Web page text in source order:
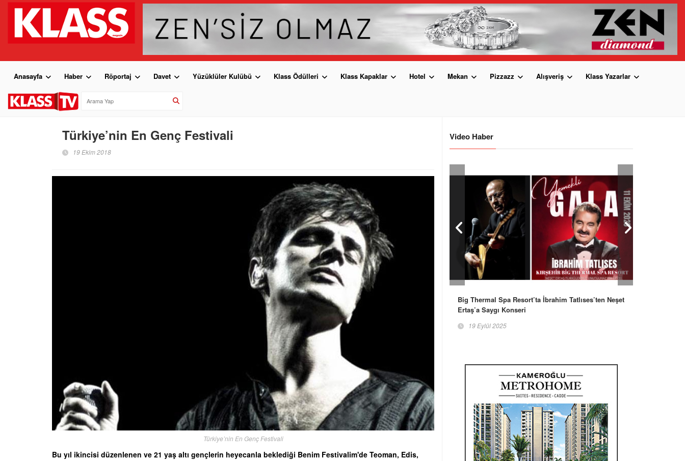
Anasayfa Haber Röportaj Davet Yüzüklüler Kulübü Klass Ödülleri Klass Kapaklar Hotel Mekan Pizzazz Alışveriş Klass Yazarlar
Türkiye’nin En Genç Festivali
19 Ekim 2018
Türkiye’nin En Genç Festivali
Bu yıl ikincisi düzenlenen ve 21 yaş altı gençlerin heyecanla beklediği Benim Festivalim'de Teoman, Edis,
Video Haber
Big Thermal Spa Resort’ta İbrahim Tatlıses’ten Neşet
Ertaş’a Saygı Konseri
19 Eylül 2025